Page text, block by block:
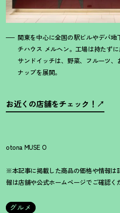
関東を中心に全国の駅ビルやデパ地
チハウス メルヘン。工場は持たず
サンドイッチは、野菜、フルーツ、
ナップを展開。
お近くの店舗をチェック ！
otona MUSE O
※本記事に掲載した商品の価格や情報は
報は店舗や公式ホームページでご確認く
グルメ